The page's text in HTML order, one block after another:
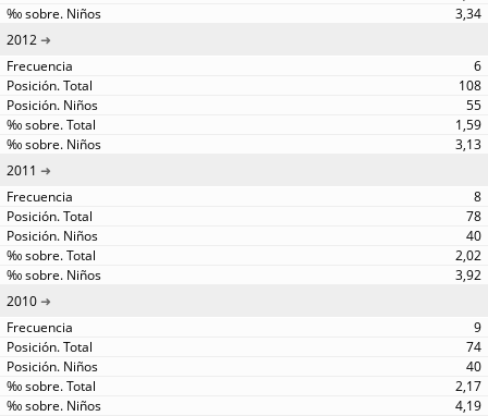
3,34
2012
6
108
55
1,59
3,13
2011
8
78
40
2,02
3,92
2010
9
74
40
2,17
4,19